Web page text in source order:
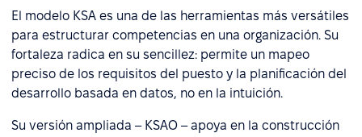
El modelo KSA es una de las herramientas más versátiles
para estructurar competencias en una organización. Su
fortaleza radica en su sencillez: permite un mapeo
preciso de los requisitos del puesto y la planificación del
desarrollo basada en datos, no en la intuición.
Su versión ampliada – KSAO – apoya en la construcción